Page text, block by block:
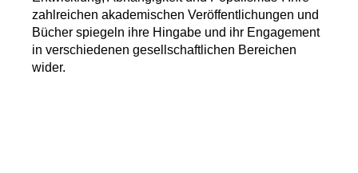
zahlreichen akademischen Veröffentlichungen und
Bücher spiegeln ihre Hingabe und ihr Engagement
in verschiedenen gesellschaftlichen Bereichen
wider.